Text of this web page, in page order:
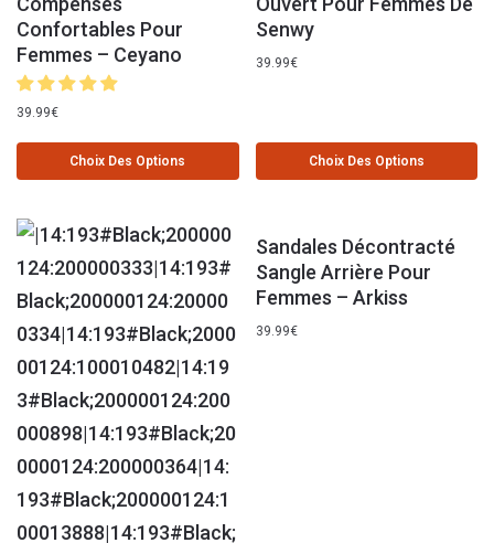
Confortables Pour
Femmes – Ceyano
39.99€
Choix Des Options
Senwy
39.99€
Choix Des Options
Sandales Décontracté
Sangle Arrière Pour
Femmes – Arkiss
39.99€